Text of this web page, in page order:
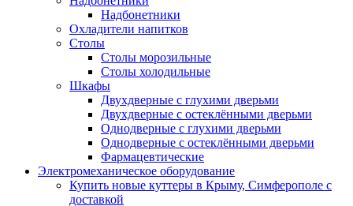
Надбонетники
Охладители напитков
Столы
Столы морозильные
Столы холодильные
Шкафы
Двухдверные с глухими дверьми
Двухдверные с остеклёнными дверьми
Однодверные с глухими дверьми
Однодверные с остеклёнными дверьми
Фармацевтические
Электромеханическое оборудование
Купить новые куттеры в Крыму, Симферополе с
доставкой